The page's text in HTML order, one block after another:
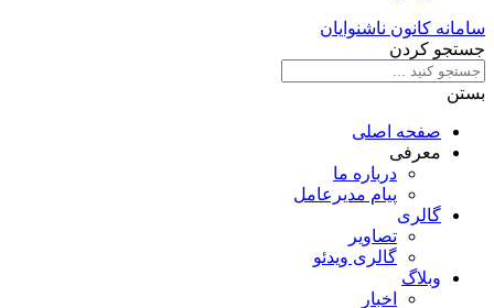
سامانه کانون ناشنوایان
جستجو کردن
بستن
صفحه اصلی
معرفی
درباره ما
پیام مدیرعامل
گالری
تصاویر
گالری ویدئو
وبلاگ
اخبار